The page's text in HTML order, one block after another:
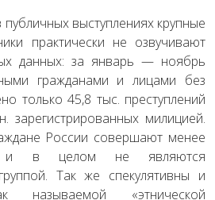
выступлениях крупные
практически не озвучивают
данных: за январь — ноябрь
гражданами и лицами без
только 45,8 тыс. преступлений
милицией.
России совершают менее
и в целом не являются
Так же спекулятивны и
«этнической